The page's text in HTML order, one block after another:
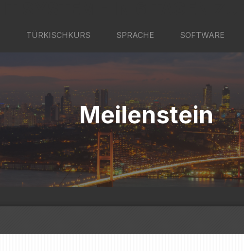
TÜRKISCHKURS SPRACHE SOFTWARE
Meilenstein